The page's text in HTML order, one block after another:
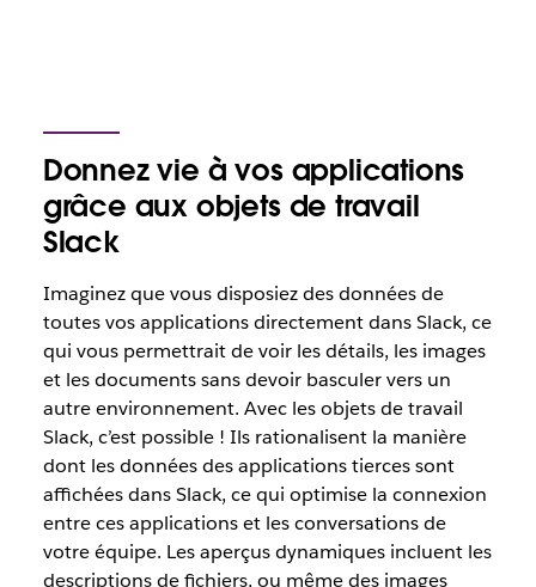
Donnez vie à vos applications
grâce aux objets de travail
Slack
Imaginez que vous disposiez des données de
toutes vos applications directement dans Slack, ce
qui vous permettrait de voir les détails, les images
et les documents sans devoir basculer vers un
autre environnement. Avec les objets de travail
Slack, c’est possible ! Ils rationalisent la manière
dont les données des applications tierces sont
affichées dans Slack, ce qui optimise la connexion
entre ces applications et les conversations de
votre équipe. Les aperçus dynamiques incluent les
descriptions de fichiers, ou même des images